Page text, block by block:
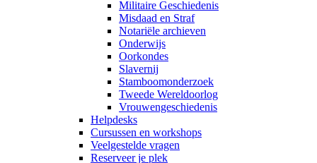
Militaire Geschiedenis
Misdaad en Straf
Notariële archieven
Onderwijs
Oorkondes
Slavernij
Stamboomonderzoek
Tweede Wereldoorlog
Vrouwengeschiedenis
Helpdesks
Cursussen en workshops
Veelgestelde vragen
Reserveer je plek